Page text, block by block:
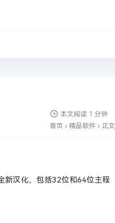
本文阅读 1 分钟
首页 › 精品软件 › 正文
新汉化，包括32位和64位主程